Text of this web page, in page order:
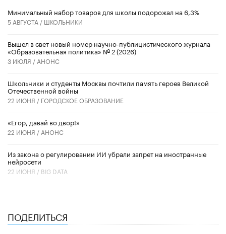
Минимальный набор товаров для школы подорожал на 6,3%
5 АВГУСТА / ШКОЛЬНИКИ
Вышел в свет новый номер научно-публицистического журнала
«Образовательная политика» № 2 (2026)
3 ИЮЛЯ / АНОНС
Школьники и студенты Москвы почтили память героев Великой
Отечественной войны
22 ИЮНЯ / ГОРОДСКОЕ ОБРАЗОВАНИЕ
«Егор, давай во двор!»
22 ИЮНЯ / АНОНС
Из закона о регулировании ИИ убрали запрет на иностранные
нейросети
22 ИЮНЯ / BIG DATA
ПОДЕЛИТЬСЯ